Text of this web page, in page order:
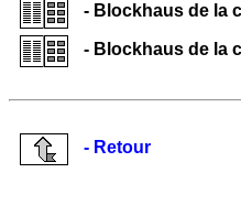
- Blockhaus de la
- Blockhaus de la
- Retour